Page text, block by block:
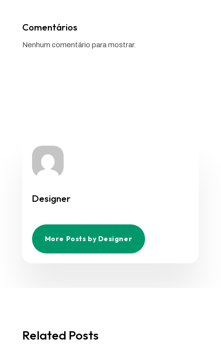
Comentários
Nenhum comentário para mostrar.
Designer
More Posts by Designer
Related Posts